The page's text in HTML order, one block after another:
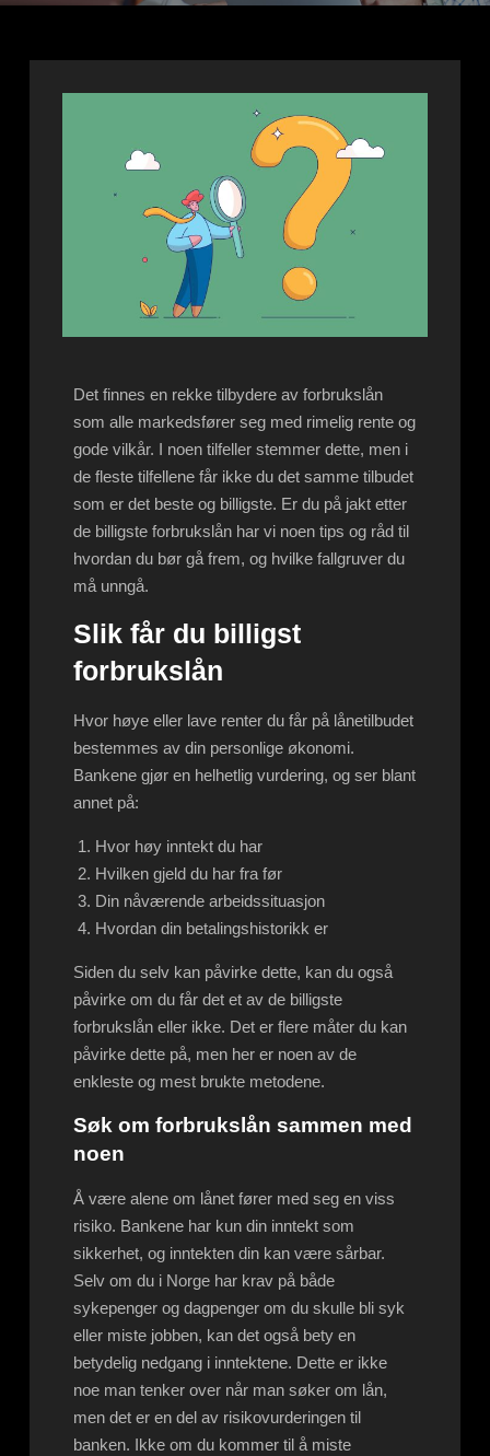
Det finnes en rekke tilbydere av forbrukslån
som alle markedsfører seg med rimelig rente og
gode vilkår. I noen tilfeller stemmer dette, men i
de fleste tilfellene får ikke du det samme tilbudet
som er det beste og billigste. Er du på jakt etter
de billigste forbrukslån har vi noen tips og råd til
hvordan du bør gå frem, og hvilke fallgruver du
må unngå.
Slik får du billigst
forbrukslån
Hvor høye eller lave renter du får på lånetilbudet
bestemmes av din personlige økonomi.
Bankene gjør en helhetlig vurdering, og ser blant
annet på:
Hvor høy inntekt du har
Hvilken gjeld du har fra før
Din nåværende arbeidssituasjon
Hvordan din betalingshistorikk er
Siden du selv kan påvirke dette, kan du også
påvirke om du får det et av de billigste
forbrukslån eller ikke. Det er flere måter du kan
påvirke dette på, men her er noen av de
enkleste og mest brukte metodene.
Søk om forbrukslån sammen med
noen
Å være alene om lånet fører med seg en viss
risiko. Bankene har kun din inntekt som
sikkerhet, og inntekten din kan være sårbar.
Selv om du i Norge har krav på både
sykepenger og dagpenger om du skulle bli syk
eller miste jobben, kan det også bety en
betydelig nedgang i inntektene. Dette er ikke
noe man tenker over når man søker om lån,
men det er en del av risikovurderingen til
banken. Ikke om du kommer til å miste